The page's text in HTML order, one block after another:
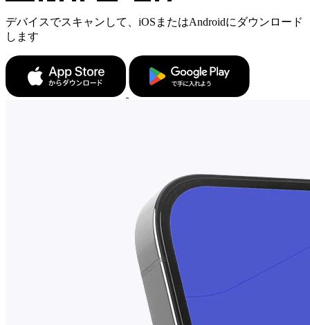
デバイスでスキャンして、iOSまたはAndroidにダウンロード
します